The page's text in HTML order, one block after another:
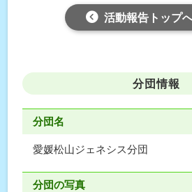
活動報告トップ
分団情報
分団名
愛媛松山ジェネシス分団
分団の写真